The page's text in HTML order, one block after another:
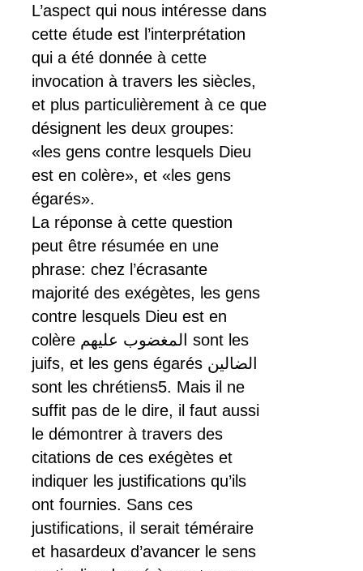
L’aspect qui nous intéresse dans
cette étude est l’interprétation
qui a été donnée à cette
invocation à travers les siècles,
et plus particulièrement à ce que
désignent les deux groupes:
«les gens contre lesquels Dieu
est en colère», et «les gens
égarés».
La réponse à cette question
peut être résumée en une
phrase: chez l’écrasante
majorité des exégètes, les gens
contre lesquels Dieu est en
colère المغضوب عليهم sont les
juifs, et les gens égarés الضالين
sont les chrétiens5. Mais il ne
suffit pas de le dire, il faut aussi
le démontrer à travers des
citations de ces exégètes et
indiquer les justifications qu’ils
ont fournies. Sans ces
justifications, il serait téméraire
et hasardeux d’avancer le sens